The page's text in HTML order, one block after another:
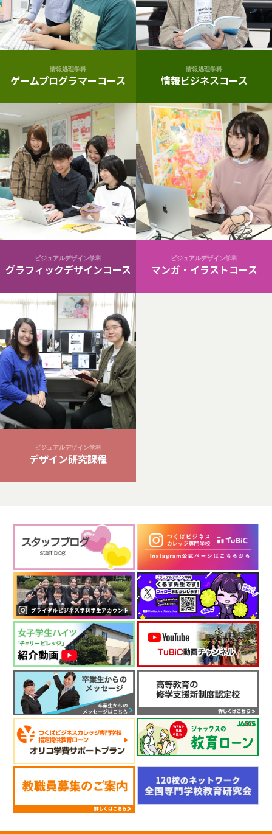
情報処理学科
ゲームプログラマーコース
情報処理学科
情報ビジネスコース
ビジュアルデザイン学科
グラフィックデザインコース
ビジュアルデザイン学科
マンガ・イラストコース
ビジュアルデザイン学科
デザイン研究課程